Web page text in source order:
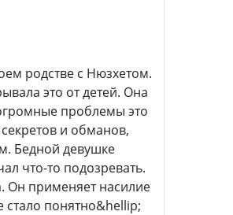
родстве с Нюзхетом.
это от детей. Она
проблемы это
и обманов,
Бедной девушке
что-то подозревать.
Он применяет насилие
понятно&hellip;